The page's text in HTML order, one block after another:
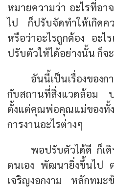
หมายความว่า อะไรที่อา
ไป ก็ปรับจัดทำให้เกิด
หรือว่าอะไรถูกต้อง อะ
ปรับตัวให้ได้อย่างนั้น ก็จ
อันนี้เป็นเรื่องของ
กับสถานที่สิ่งแวดล้อม
ตั้งแต่คุณพ่อคุณแม่ของทั้
การงานอะไรต่างๆ
พอปรับตัวได้ดี ก็เ
ตนเอง พัฒนายิ่งขึ้นไป
เจริญงอกงาม หลักทมะ